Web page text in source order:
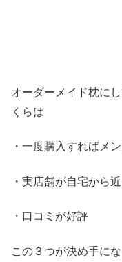
オーダーメイド枕に
くらは
・一度購入すればメ
・実店舗が自宅から
・口コミが好評
この３つが決め手にな